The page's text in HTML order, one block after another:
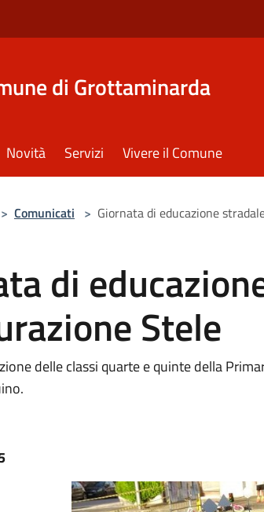
di Grottaminarda
Novità Servizi Vivere il Comune
> Comunicati > Giornata di educazione
di
Stele
delle classi quarte e quinte della